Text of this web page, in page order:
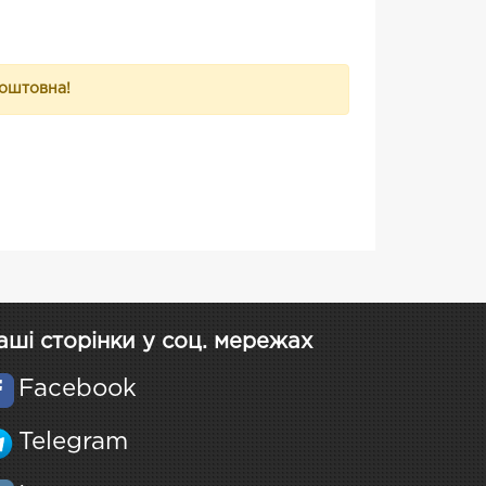
сторінки у соц. мережах
Facebook
Telegram